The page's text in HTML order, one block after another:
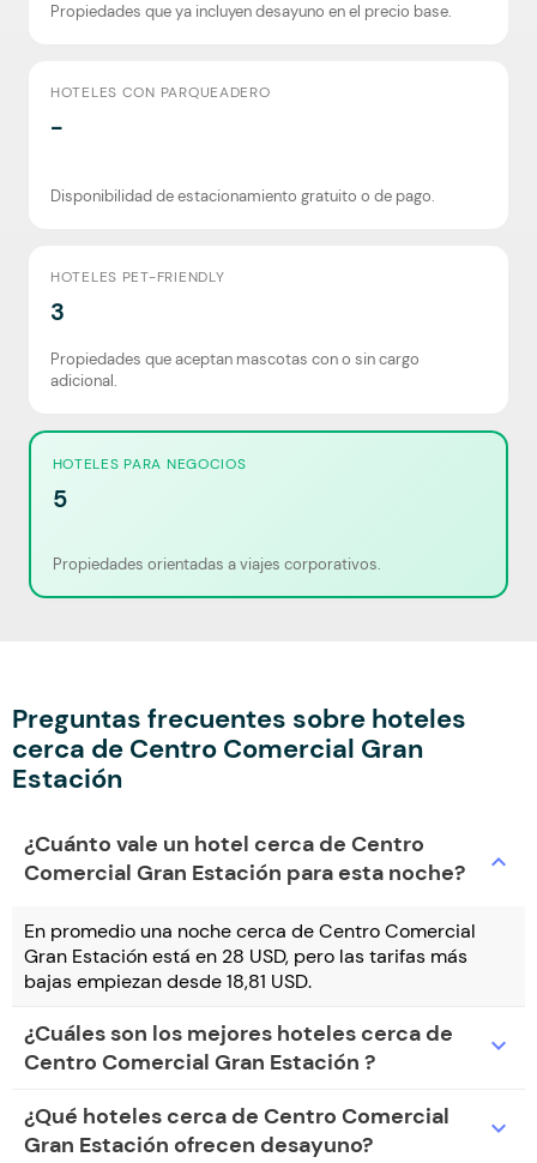
Propiedades que ya incluyen desayuno en el precio base.
HOTELES CON PARQUEADERO
-
Disponibilidad de estacionamiento gratuito o de pago.
HOTELES PET-FRIENDLY
3
Propiedades que aceptan mascotas con o sin cargo
adicional.
HOTELES PARA NEGOCIOS
5
Propiedades orientadas a viajes corporativos.
Preguntas frecuentes sobre hoteles
cerca de Centro Comercial Gran
Estación
¿Cuánto vale un hotel cerca de Centro
Comercial Gran Estación para esta noche?
expand_more
En promedio una noche cerca de Centro Comercial
Gran Estación está en 28 USD, pero las tarifas más
bajas empiezan desde 18,81 USD.
¿Cuáles son los mejores hoteles cerca de
Centro Comercial Gran Estación ?
expand_more
¿Qué hoteles cerca de Centro Comercial
Gran Estación ofrecen desayuno?
expand_more